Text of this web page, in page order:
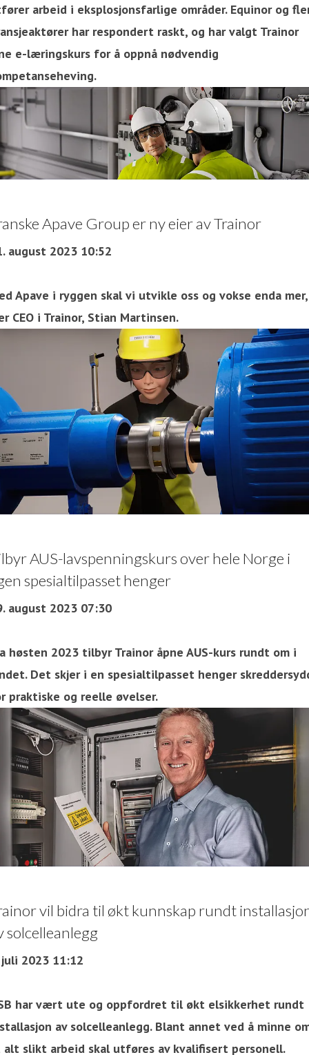
arbeid i eksplosjonsfarlige områder. Equinor og
har respondert raskt, og har valgt Trainor
e-læringskurs for å oppnå nødvendig
Apave Group er ny eier av Trainor
august 2023 10:52
Apave i ryggen skal vi utvikle oss og vokse enda mer,
CEO i Trainor, Stian Martinsen.
AUS-lavspenningskurs over hele Norge i
spesialtilpasset henger
august 2023 07:30
høsten 2023 tilbyr Trainor åpne AUS-kurs rundt om i
Det skjer i en spesialtilpasset henger
praktiske og reelle øvelser.
vil bidra til økt kunnskap rundt
solcelleanlegg
2023 11:12
har vært ute og oppfordret til økt elsikkerhet rundt
av solcelleanlegg. Blant annet ved å minne
alt slikt arbeid skal utføres av kvalifisert personell.